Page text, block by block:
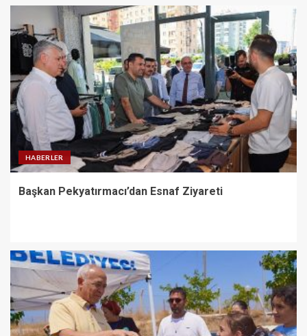
HABERLER
Başkan Pekyatırmacı’dan Esnaf Ziyareti